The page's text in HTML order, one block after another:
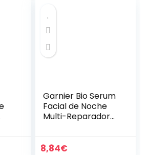
Garnier Bio Serum
Facial de Noche
Multi-Reparador
Semillas de
8,84€